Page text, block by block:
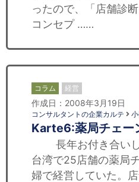
ったので、「店舗診
コンセプ ……
コラム 経営
作成日：2008年3月19日
コンサルタントの企業カルテ
Karte6:薬局チェ
長年お付き合いし
台湾で25店舗の薬局
婦で経営していた。